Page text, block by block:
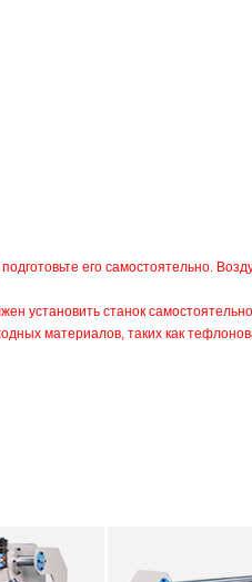
его самостоятельно.
установить станок
материалов, таких как